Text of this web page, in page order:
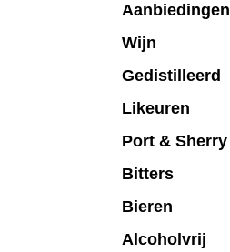
Aanbiedingen
Wijn
Gedistilleerd
Likeuren
Port & Sherry
Bitters
Bieren
Alcoholvrij